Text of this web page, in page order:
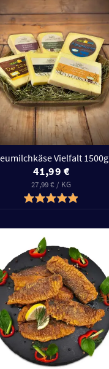
Vielfalt 1500g
41,99 €
27,99 € / KG